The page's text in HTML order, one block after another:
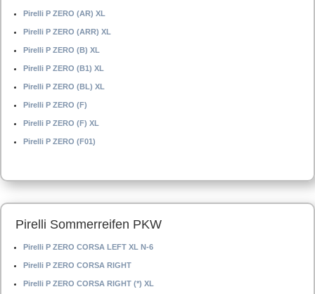
Pirelli P ZERO (AR) XL
Pirelli P ZERO (ARR) XL
Pirelli P ZERO (B) XL
Pirelli P ZERO (B1) XL
Pirelli P ZERO (BL) XL
Pirelli P ZERO (F)
Pirelli P ZERO (F) XL
Pirelli P ZERO (F01)
Pirelli Sommerreifen PKW
Pirelli P ZERO CORSA LEFT XL N-6
Pirelli P ZERO CORSA RIGHT
Pirelli P ZERO CORSA RIGHT (*) XL